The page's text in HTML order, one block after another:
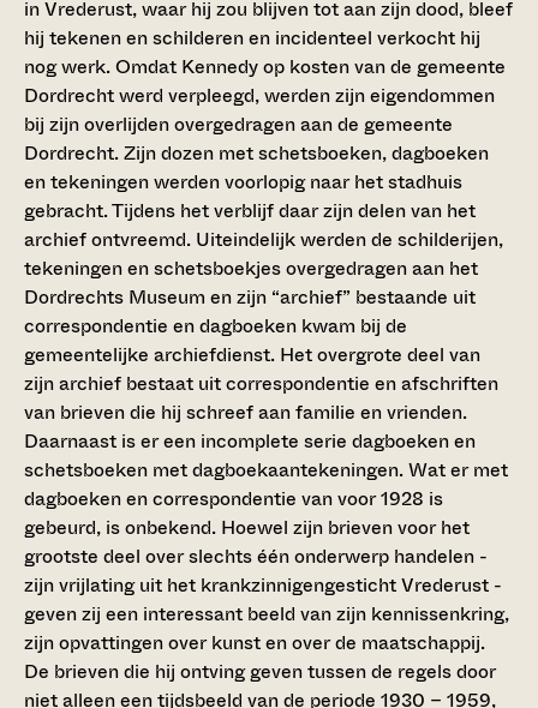
in Vrederust, waar hij zou blijven tot aan zijn dood, bleef
hij tekenen en schilderen en incidenteel verkocht hij
nog werk. Omdat Kennedy op kosten van de gemeente
Dordrecht werd verpleegd, werden zijn eigendommen
bij zijn overlijden overgedragen aan de gemeente
Dordrecht. Zijn dozen met schetsboeken, dagboeken
en tekeningen werden voorlopig naar het stadhuis
gebracht. Tijdens het verblijf daar zijn delen van het
archief ontvreemd. Uiteindelijk werden de schilderijen,
tekeningen en schetsboekjes overgedragen aan het
Dordrechts Museum en zijn “archief” bestaande uit
correspondentie en dagboeken kwam bij de
gemeentelijke archiefdienst. Het overgrote deel van
zijn archief bestaat uit correspondentie en afschriften
van brieven die hij schreef aan familie en vrienden.
Daarnaast is er een incomplete serie dagboeken en
schetsboeken met dagboekaantekeningen. Wat er met
dagboeken en correspondentie van voor 1928 is
gebeurd, is onbekend. Hoewel zijn brieven voor het
grootste deel over slechts één onderwerp handelen -
zijn vrijlating uit het krankzinnigengesticht Vrederust -
geven zij een interessant beeld van zijn kennissenkring,
zijn opvattingen over kunst en over de maatschappij.
De brieven die hij ontving geven tussen de regels door
niet alleen een tijdsbeeld van de periode 1930 – 1959,